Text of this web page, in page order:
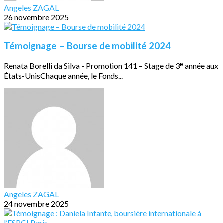
Angeles ZAGAL
26 novembre 2025
Témoignage – Bourse de mobilité 2024
Renata Borelli da Silva - Promotion 141 – Stage de 3ᵉ année aux
États-UnisChaque année, le Fonds...
Angeles ZAGAL
24 novembre 2025